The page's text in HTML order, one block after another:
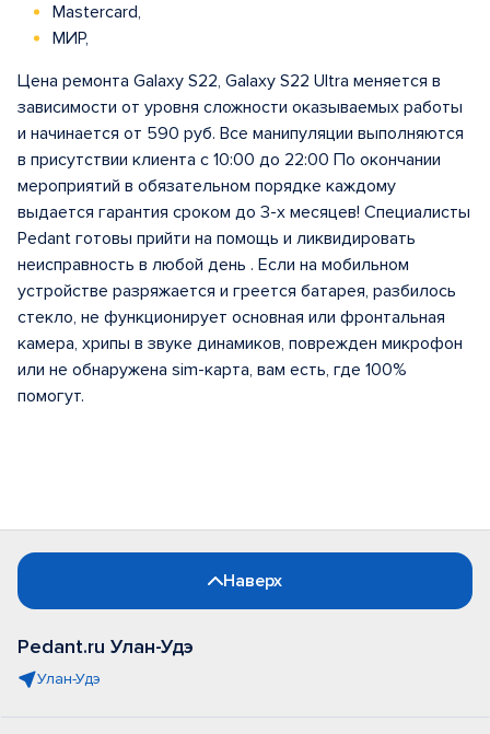
Mastercard,
МИР,
Цена ремонта Galaxy S22, Galaxy S22 Ultra меняется в
зависимости от уровня сложности оказываемых работы
и начинается от 590 руб. Все манипуляции выполняются
в присутствии клиента с 10:00 до 22:00 По окончании
мероприятий в обязательном порядке каждому
выдается гарантия сроком до 3-х месяцев! Специалисты
Pedant готовы прийти на помощь и ликвидировать
неисправность в любой день . Если на мобильном
устройстве разряжается и греется батарея, разбилось
стекло, не функционирует основная или фронтальная
камера, хрипы в звуке динамиков, поврежден микрофон
или не обнаружена sim-карта, вам есть, где 100%
помогут.
Наверх
Pedant.ru Улан-Удэ
Улан-Удэ